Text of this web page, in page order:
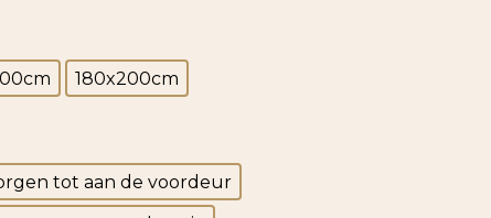
180x200cm
tot aan de voordeur